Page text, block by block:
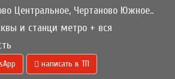
Центральное, Чертаново Южное..
и станци метро + вся
написать в ТП